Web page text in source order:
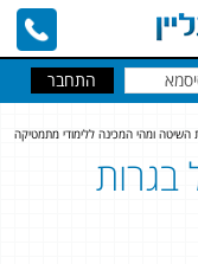
השיטה ומהי המכינה ללימודי מתמטיקה